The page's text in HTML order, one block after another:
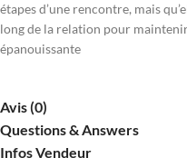
étapes d’une rencontre, mais
long de la relation pour
épanouissante
Avis (0)
Questions & Answers
Infos Vendeur